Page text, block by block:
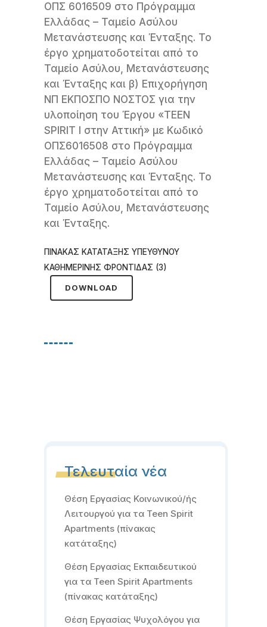
ΟΠΣ 6016509 στο Πρόγραμμα
Ελλάδας – Ταμείο Ασύλου
Μετανάστευσης και Ένταξης. Το
έργο χρηματοδοτείται από το
Ταμείο Ασύλου, Μετανάστευσης
και Ένταξης και β) Επιχορήγηση
ΝΠ ΕΚΠΟΣΠΟ ΝΟΣΤΟΣ για την
υλοποίηση του Έργου «TEEN
SPIRIT I στην Αττική» με Κωδικό
ΟΠΣ6016508 στο Πρόγραμμα
Ελλάδας – Ταμείο Ασύλου
Μετανάστευσης και Ένταξης. Το
έργο χρηματοδοτείται από το
Ταμείο Ασύλου, Μετανάστευσης
και Ένταξης.
ΠΙΝΑΚΑΣ ΚΑΤΑΤΑΞΗΣ ΥΠΕΥΘΥΝΟΥ
ΚΑΘΗΜΕΡΙΝΗΣ ΦΡΟΝΤΙΔΑΣ (3)
DOWNLOAD
Τελευταία νέα
Θέση Εργασίας Κοινωνικού/ής
Λειτουργού για τα Teen Spirit
Apartments (πίνακας
κατάταξης)
Θέση Εργασίας Εκπαιδευτικού
για τα Teen Spirit Apartments
(πίνακας κατάταξης)
Θέση Εργασίας Ψυχολόγου για